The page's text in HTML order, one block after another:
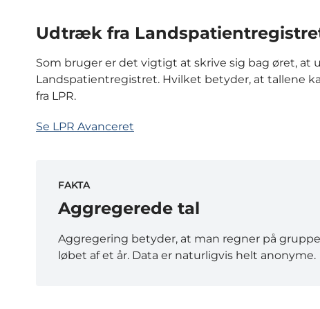
Udtræk fra
Som bruger er det vigtigt at skrive sig bag øret,
Landspatientregistret. Hvilket betyder, at tallene
fra LPR.
Se LPR Avanceret
FAKTA
Aggregerede tal
Aggregering betyder, at man regner på
løbet af et år. Data er naturligvis helt anonyme.